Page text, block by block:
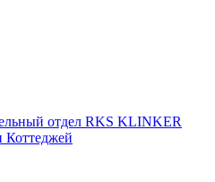
отдел RKS KLINKER